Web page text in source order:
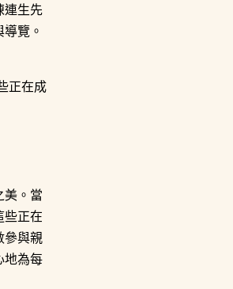
連生先
覽。
美。當
些正在
參與親
地為每